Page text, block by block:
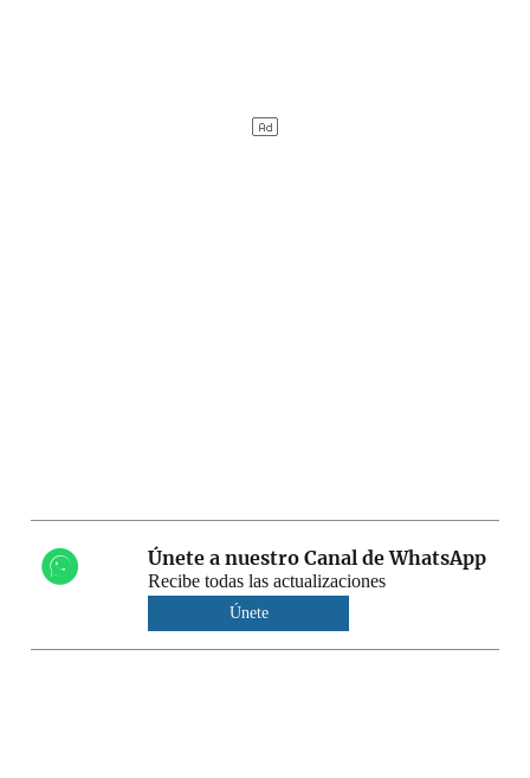
Únete a nuestro Canal de WhatsApp
Recibe todas las actualizaciones
Únete